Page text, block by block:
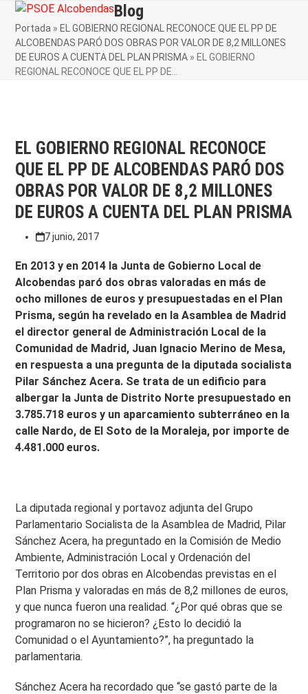
Skip
content
Open
mobile
menu
Close
mobile
menu
Blog
Portada » EL GOBIERNO REGIONAL RECONOCE QUE EL PP DE
ALCOBENDAS PARÓ DOS OBRAS POR VALOR DE 8,2 MILLONES
DE EUROS A CUENTA DEL PLAN PRISMA » EL GOBIERNO
REGIONAL RECONOCE QUE EL PP DE…
EL GOBIERNO REGIONAL RECONOCE
QUE EL PP DE ALCOBENDAS PARÓ DOS
OBRAS POR VALOR DE 8,2 MILLONES
DE EUROS A CUENTA DEL PLAN PRISMA
7 junio, 2017
En 2013 y en 2014 la Junta de Gobierno Local de
Alcobendas paró dos obras valoradas en más de
ocho millones de euros y presupuestadas en el Plan
Prisma, según ha revelado en la Asamblea de Madrid
el director general de Administración Local de la
Comunidad de Madrid, Juan Ignacio Merino de Mesa,
en respuesta a una pregunta de la diputada socialista
Pilar Sánchez Acera. Se trata de un edificio para
albergar la Junta de Distrito Norte presupuestado en
3.785.718 euros y un aparcamiento subterráneo en la
calle Nardo, de El Soto de la Moraleja, por importe de
4.481.000 euros.
La diputada regional y portavoz adjunta del Grupo
Parlamentario Socialista de la Asamblea de Madrid, Pilar
Sánchez Acera, ha preguntado en la Comisión de Medio
Ambiente, Administración Local y Ordenación del
Territorio por dos obras en Alcobendas previstas en el
Plan Prisma y valoradas en más de 8,2 millones de euros,
y que nunca fueron una realidad. “¿Por qué obras que se
programaron no se hicieron? ¿Esto lo decidió la
Comunidad o el Ayuntamiento?”, ha preguntado la
parlamentaria.
Sánchez Acera ha recordado que “se gastó parte de la